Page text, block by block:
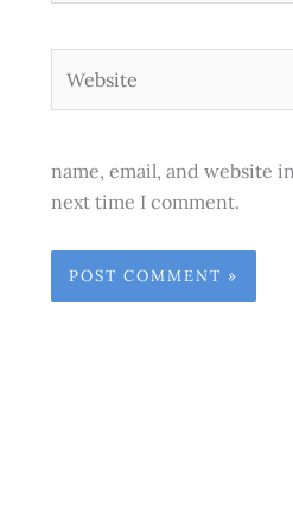
name, email, and website
next time I comment.